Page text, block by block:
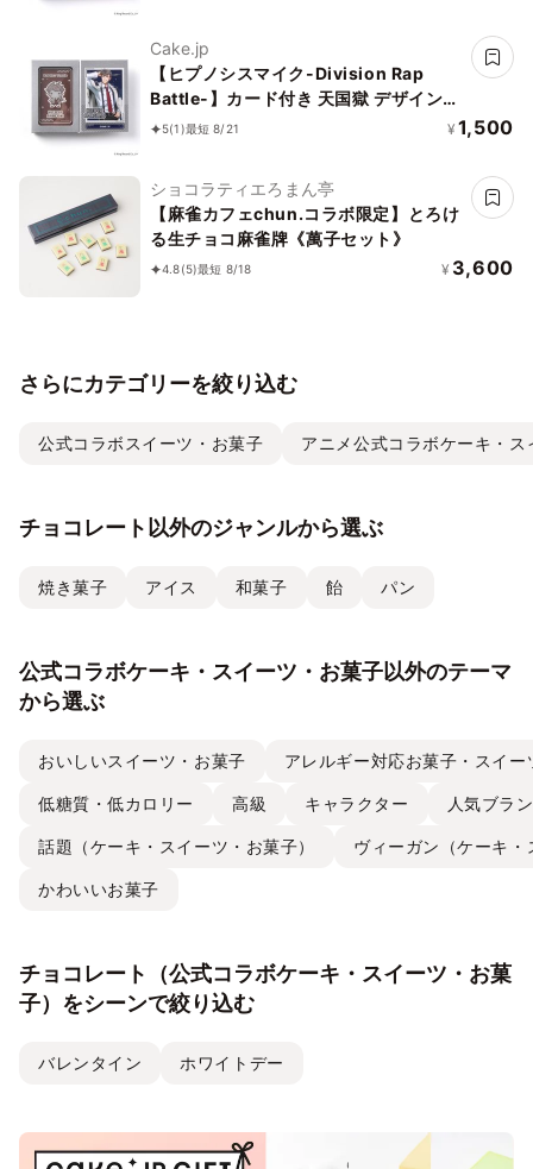
Cake.jp
【ヒプノシスマイク-Division Rap
Battle-】カード付き 天国獄 デザインチ
ョコレート
5(1)最短 8/21 ¥ 1,500
ショコラティエろまん亭
【麻雀カフェchun.コラボ限定】とろけ
る生チョコ麻雀牌《萬子セット》
4.8(5)最短 8/18 ¥ 3,600
さらにカテゴリーを絞り込む
公式コラボスイーツ・お菓子 アニメ公式コラボケーキ・ス
チョコレート以外のジャンルから選ぶ
焼き菓子 アイス 和菓子 飴 パン
公式コラボケーキ・スイーツ・お菓子以外のテーマ
から選ぶ
おいしいスイーツ・お菓子 アレルギー対応お菓子・スイー
低糖質・低カロリー 高級 キャラクター 人気ブラ
話題（ケーキ・スイーツ・お菓子） ヴィーガン（ケーキ
かわいいお菓子
チョコレート（公式コラボケーキ・スイーツ・お菓
子）をシーンで絞り込む
バレンタイン ホワイトデー